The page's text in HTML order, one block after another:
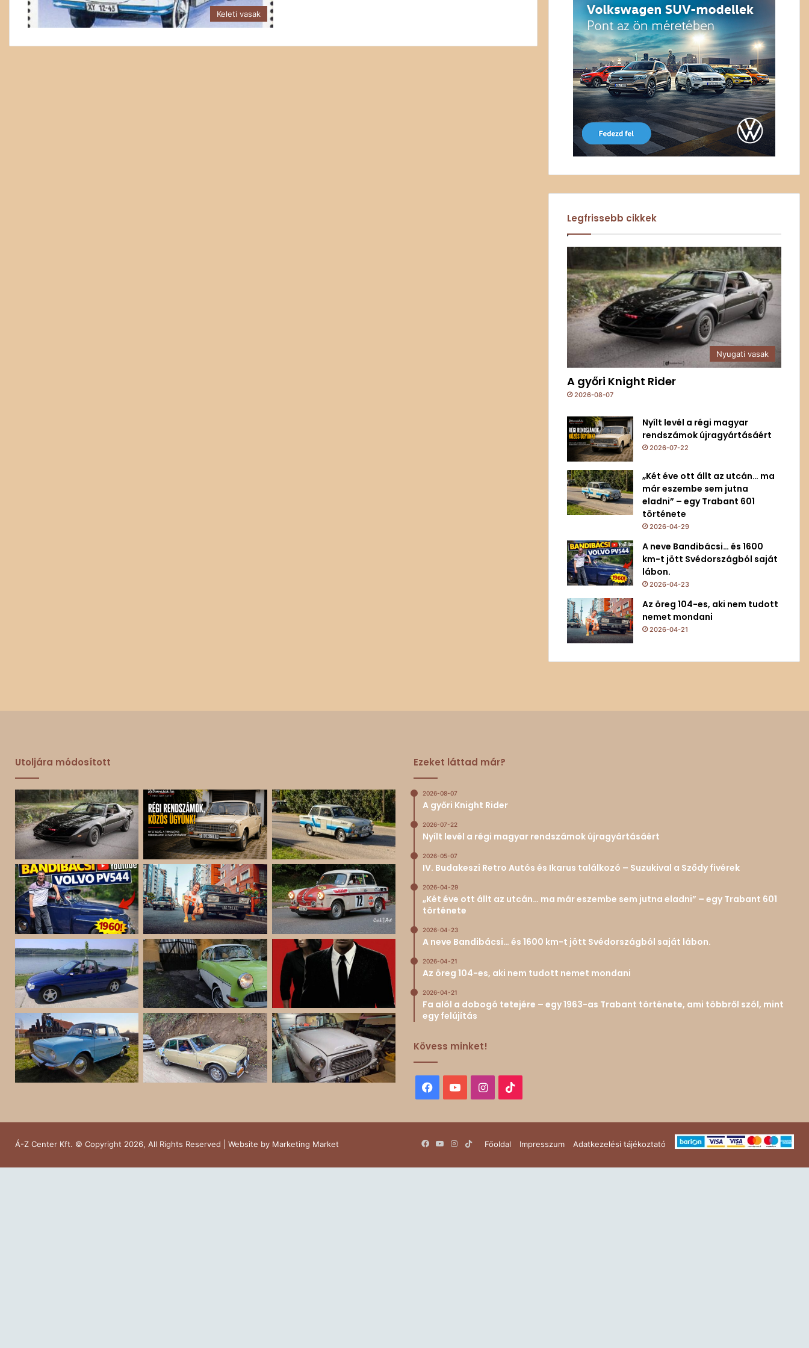
Keleti vasak
Legfrissebb cikkek
Nyugati vasak
A győri Knight Rider
2026-08-07
Nyílt levél a régi magyar
rendszámok újragyártásáért
2026-07-22
„Két éve ott állt az utcán… ma
már eszembe sem jutna
eladni” – egy Trabant 601
története
2026-04-29
A neve Bandibácsi… és 1600
km-t jött Svédországból saját
lábon.
2026-04-23
Az öreg 104-es, aki nem tudott
nemet mondani
2026-04-21
Utoljára módosított Ezeket láttad már?
2026-08-07
A győri Knight Rider
2026-07-22
Nyílt levél a régi magyar rendszámok újragyártásáért
2026-05-07
IV. Budakeszi Retro Autós és Ikarus találkozó – Suzukival a Sződy fivérek
2026-04-29
„Két éve ott állt az utcán… ma már eszembe sem jutna eladni” – egy Trabant 601
története
2026-04-23
A neve Bandibácsi… és 1600 km-t jött Svédországból saját lábon.
2026-04-21
Az öreg 104-es, aki nem tudott nemet mondani
2026-04-21
Fa alól a dobogó tetejére – egy 1963-as Trabant története, ami többről szól, mint
egy felújítás
Kövess minket!
Facebook
YouTubeInstagram
Á-Z Center Kft. © Copyright 2026, All Rights Reserved | Website by Marketing Market Főoldal Impresszum Adatkezelési tájékoztató
Facebook
YouTubeInstagram
TikTok